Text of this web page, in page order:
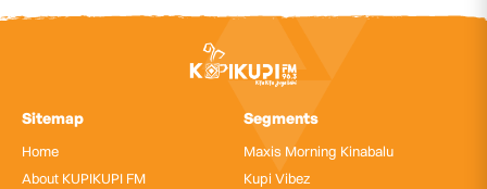
Sitemap
Home
About KUPIKUPI FM
Segments
Maxis Morning Kinabalu
Kupi Vibez